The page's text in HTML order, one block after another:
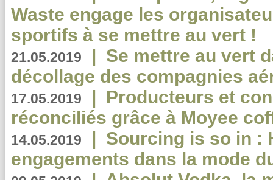
Waste engage les
sportifs à se mettre au vert !
21.05.2019 | Se mettre au vert
décollage des compagnies
17.05.2019 | Producteurs et
réconciliés grâce à Moyee
14.05.2019 | Sourcing is so in :
engagements dans la mode